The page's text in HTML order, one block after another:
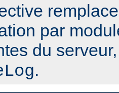
par
du
.